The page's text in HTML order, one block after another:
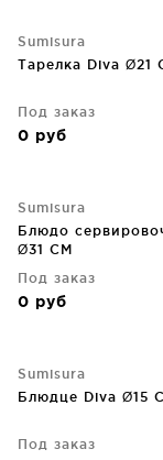
Sumisura
Тарелка Diva Ø21
Под заказ
0 руб
Sumisura
Блюдо
Ø31 CM
Под заказ
0 руб
Sumisura
Блюдце Diva Ø15
Под заказ